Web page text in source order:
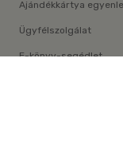
Ajándékkártya
Ügyfélszolgálat
E-könyv-segédlet